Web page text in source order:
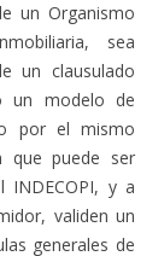
un Organismo
sea
un clausulado
un modelo de
por el mismo
que puede ser
INDECOPI, y a
validen un
generales de